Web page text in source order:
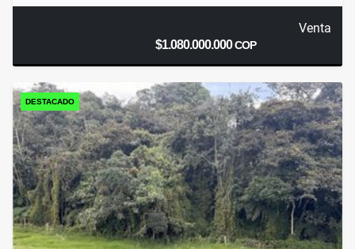
Venta
$1.080.000.000COP
DESTACADO